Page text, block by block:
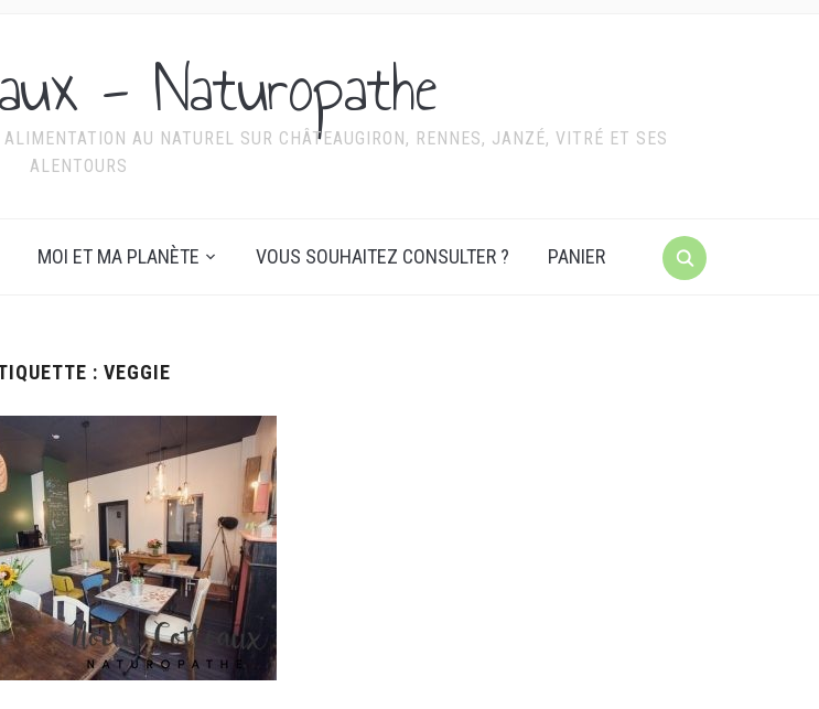
- Naturopathe
AU NATUREL SUR CHÂTEAUGIRON, RENNES, JANZÉ, VITRÉ ET SES
ALENTOURS
MOI ET MA PLANÈTE VOUS SOUHAITEZ CONSULTER ? PANIER
: VEGGIE